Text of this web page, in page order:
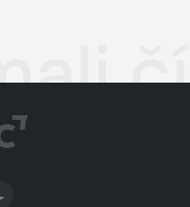
SVĚTLÝ/TMAVÝ REŽIM